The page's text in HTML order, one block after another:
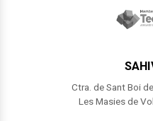
Ctra. de Sant Boi
Les Masies de